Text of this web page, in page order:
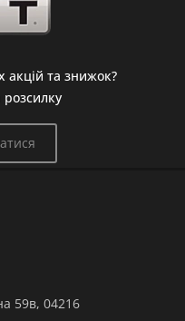
акцій та знижок?
розсилку
59в, 04216